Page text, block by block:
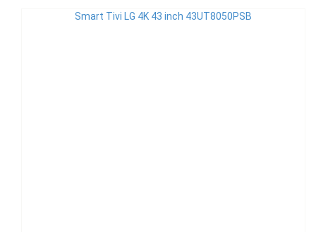
Smart Tivi LG 4K 43 inch 43UT8050PSB